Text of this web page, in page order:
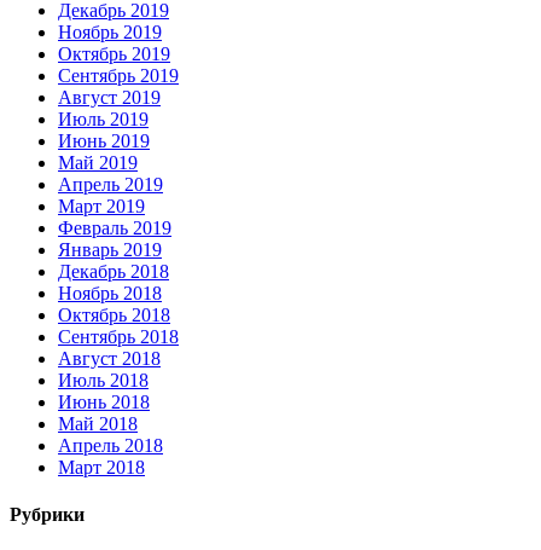
Декабрь 2019
Ноябрь 2019
Октябрь 2019
Сентябрь 2019
Август 2019
Июль 2019
Июнь 2019
Май 2019
Апрель 2019
Март 2019
Февраль 2019
Январь 2019
Декабрь 2018
Ноябрь 2018
Октябрь 2018
Сентябрь 2018
Август 2018
Июль 2018
Июнь 2018
Май 2018
Апрель 2018
Март 2018
Рубрики